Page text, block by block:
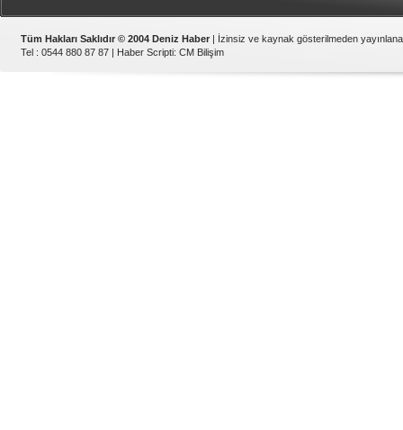
Tüm Hakları Saklıdır © 2004 Deniz Haber | İzinsiz ve kaynak gösterilmeden
Tel : 0544 880 87 87 | Haber Scripti: CM Bilişim